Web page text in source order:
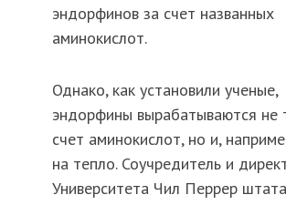
эндорфинов за счет названных
аминокислот.
Однако, как установили ученые,
эндорфины вырабатываются не
счет аминокислот, но и,
на тепло. Соучредитель и
Университета Чил Перрер